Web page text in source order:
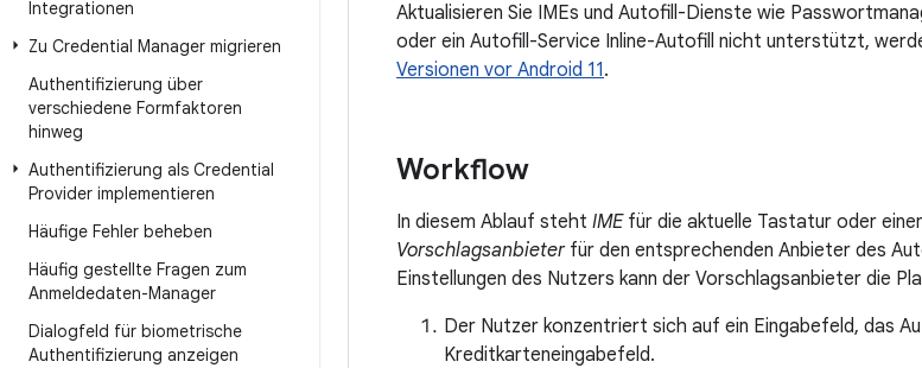
Integrationen
Zu Credential Manager migrieren
Authentifizierung über
verschiedene Formfaktoren
hinweg
Authentifizierung als Credential
Provider implementieren
Häufige Fehler beheben
Häufig gestellte Fragen zum
Anmeldedaten-Manager
Dialogfeld für biometrische
Authentifizierung anzeigen
Aktualisieren Sie IMEs und Autofill-Dienste wie
oder ein Autofill-Service Inline-Autofill nicht unterstützt,
Versionen vor Android 11.
Workflow
In diesem Ablauf steht IMEfür die aktuelle Tastatur oder
Vorschlagsanbieterfür den entsprechenden Anbieter des
Einstellungen des Nutzers kann der Vorschlagsanbieter die
Der Nutzer konzentriert sich auf ein Eingabefeld, das
Kreditkarteneingabefeld.